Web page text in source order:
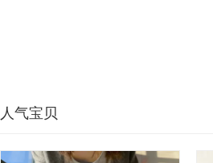
人气宝贝